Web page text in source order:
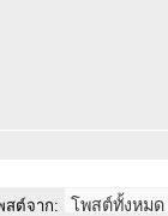
สต์จาก: